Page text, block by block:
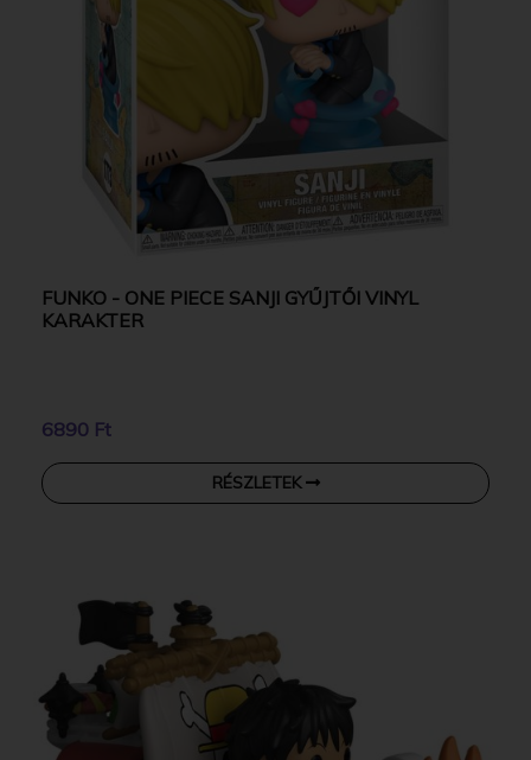
FUNKO - ONE PIECE SANJI GYŰJTŐI VINYL
KARAKTER
6890 Ft
RÉSZLETEK